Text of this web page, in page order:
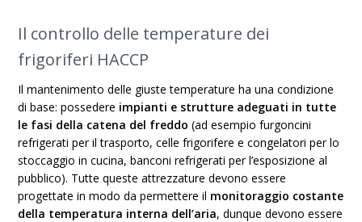
Il controllo delle temperature dei
frigoriferi HACCP
Il mantenimento delle giuste temperature ha una condizione
di base: possedere impianti e strutture adeguati in tutte
le fasi della catena del freddo (ad esempio furgoncini
refrigerati per il trasporto, celle frigorifere e congelatori per lo
stoccaggio in cucina, banconi refrigerati per l’esposizione al
pubblico). Tutte queste attrezzature devono essere
progettate in modo da permettere il monitoraggio costante
della temperatura interna dell’aria, dunque devono essere